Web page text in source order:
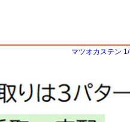
マツオカステン